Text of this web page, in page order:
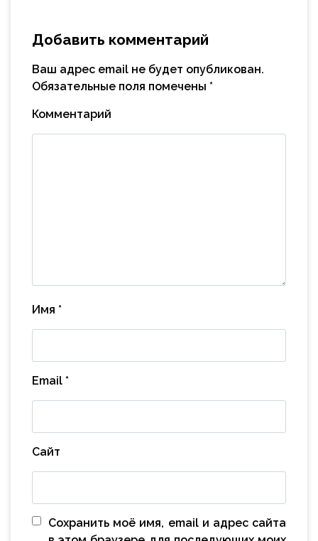
Добавить комментарий
Ваш адрес email не будет опубликован.
Обязательные поля помечены *
Комментарий
Имя *
Email *
Сайт
Сохранить моё имя, email и адрес сайта